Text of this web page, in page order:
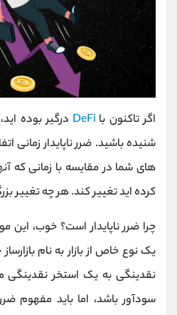
اگر تاکنون با DeFi درگیر بوده
شنیده باشید. ضرر ناپایدار
های شما در مقایسه با زمانی که
کرده اید تغییر کند. هر چه تغییر
چرا ضرر ناپایدار است؟ خوب، این
یک نوع خاص از بازار به نام
نقدینگی به یک استخر نقدینگی
سودآور باشد، اما باید مفهوم